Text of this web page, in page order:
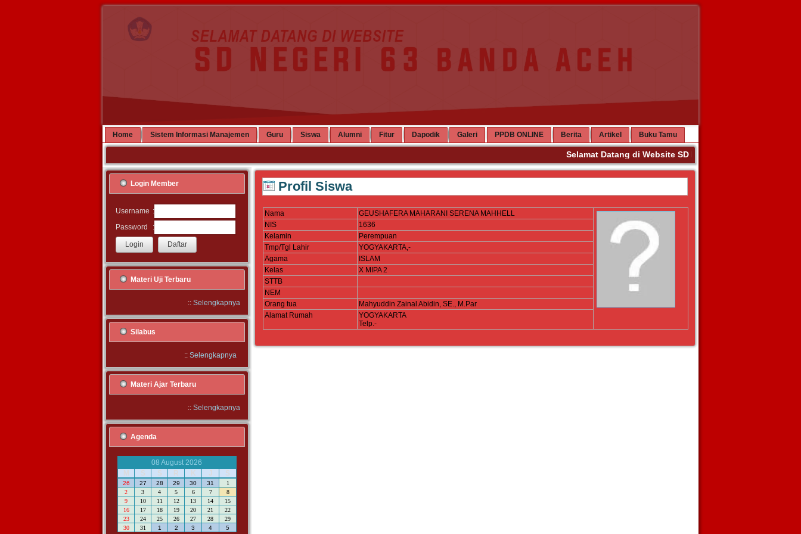
Home Sistem Informasi Manajemen Guru Siswa Alumni Fitur Dapodik Galeri PPDB ONLINE Berita Artikel Buku Tamu
Selamat Datang di Website SD Negeri 63 Banda Aceh.
Login Member
Username :
Password
:
Materi Uji Terbaru
:: Selengkapnya
Silabus
:: Selengkapnya
Materi Ajar Terbaru
:: Selengkapnya
Agenda
08 August 2026
M
S S R K J S
26 27 28 29 30 31
1
2
3 4 5 6 7
8
9
10 11 12 13 14
15
16
17 18 19 20 21
22
23
24 25 26 27 28
29
30
31 1 2 3 4 5
Profil Siswa
Nama
GEUSHAFERA MAHARANI SERENA MAHHELL
NIS
1636
Kelamin
Perempuan
Tmp/Tgl Lahir
YOGYAKARTA,-
Agama
ISLAM
Kelas
X MIPA 2
STTB
NEM
Orang tua
Mahyuddin Zainal Abidin, SE., M.Par
Alamat Rumah
YOGYAKARTA
Telp.-